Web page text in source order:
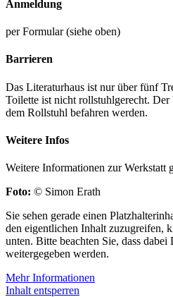
Anmeldung
per Formular (siehe oben)
Barrieren
Das Literaturhaus ist nur über fünf
Toilette ist nicht rollstuhlgerecht. Der
dem Rollstuhl befahren werden.
Weitere Infos
Weitere Informationen zur Werkstatt
Foto: © Simon Erath
Sie sehen gerade einen
den eigentlichen Inhalt zuzugreifen,
unten. Bitte beachten Sie, dass
weitergegeben werden.
Mehr Informationen
Inhalt entsperren